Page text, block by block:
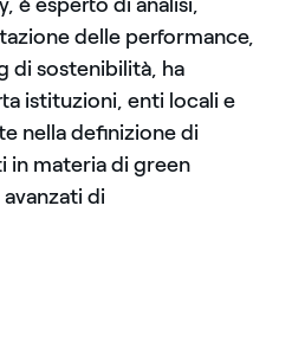
delle performance,
di sostenibilità, ha
istituzioni, enti locali e
nella definizione di
in materia di green
di